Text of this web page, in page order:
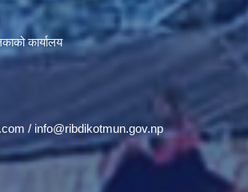
कार्यालय
/ info@ribdikotmun.gov.np